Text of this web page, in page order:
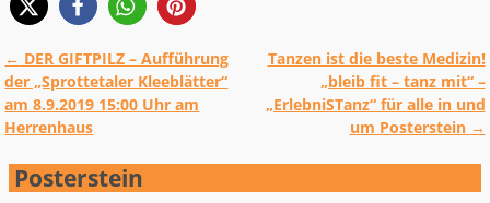
Artikelnavigation
← DER GIFTPILZ – Aufführung
der „Sprottetaler Kleeblätter“
am 8.9.2019 15:00 Uhr am
Herrenhaus
Tanzen ist die beste Medizin!
„bleib fit – tanz mit“ –
„ErlebniSTanz“ für alle in und
um Posterstein →
Posterstein